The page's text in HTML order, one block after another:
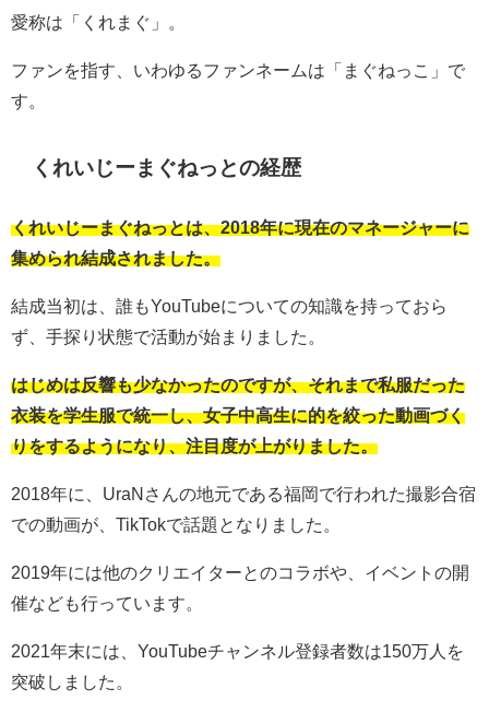
愛称は「くれまぐ」。
ファンを指す、いわゆるファンネームは「まぐねっこ」で
す。
くれいじーまぐねっとの経歴
くれいじーまぐねっとは、2018年に現在のマネージャーに
集められ結成されました。
結成当初は、誰もYouTubeについての知識を持っておら
ず、手探り状態で活動が始まりました。
はじめは反響も少なかったのですが、それまで私服だった
衣装を学生服で統一し、女子中高生に的を絞った動画づく
りをするようになり、注目度が上がりました。
2018年に、UraNさんの地元である福岡で行われた撮影合宿
での動画が、TikTokで話題となりました。
2019年には他のクリエイターとのコラボや、イベントの開
催なども行っています。
2021年末には、YouTubeチャンネル登録者数は150万人を
突破しました。